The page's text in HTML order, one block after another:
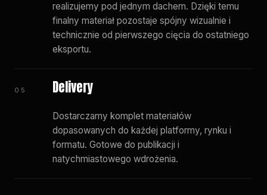
realizujemy pod jednym dachem. Dzięki temu
finalny materiał pozostaje spójny wizualnie i
technicznie od pierwszego cięcia do ostatniego
eksportu.
05 Delivery
Dostarczamy komplet materiałów
dopasowanych do każdej platformy, rynku i
formatu. Gotowe do publikacji i
natychmiastowego wdrożenia.